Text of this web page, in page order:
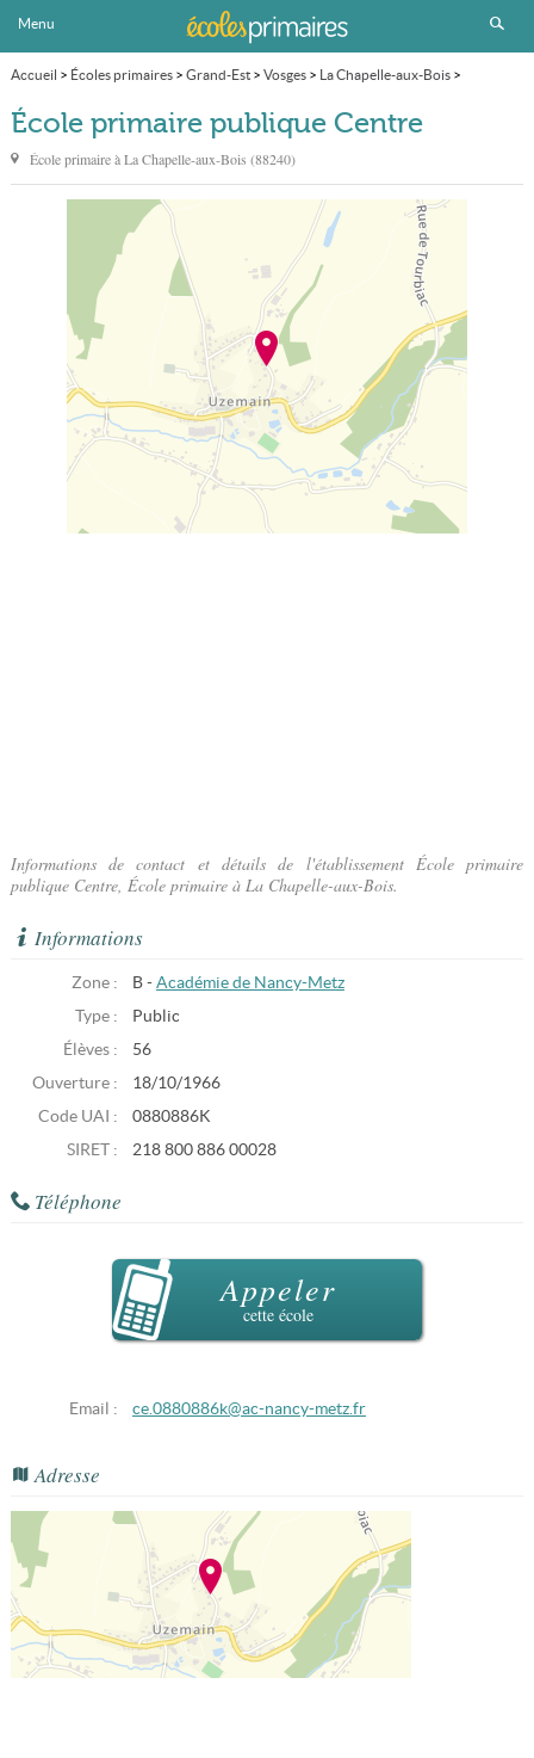
Menu
Accueil > Écoles primaires> Grand-Est> Vosges> La Chapelle-aux-Bois>
École primaire publique Centre
École primaire publique Centre
École primaire àLa Chapelle-aux-Bois (88240)
Informations de contact et détails de l'établissement École primaire
publique Centre, École primaire à La Chapelle-aux-Bois.
Informations
Zone : B - Académie de Nancy-Metz
Type :
Public
Élèves :
56
Ouverture :
18/10/1966
Code UAI :
0880886K
SIRET :
218 800 886 00028
Téléphone
Appeler
cette école
Email : ce.0880886k@ac-nancy-metz.fr
Adresse